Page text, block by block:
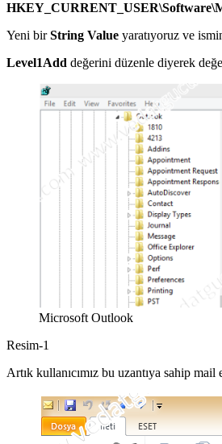
Yeni birString Value yaratıyoruz ve
Level1Add değerini düzenle diyerek
Microsoft Outlook
Resim-1
Artık kullanıcımız bu uzantıya sahip mail